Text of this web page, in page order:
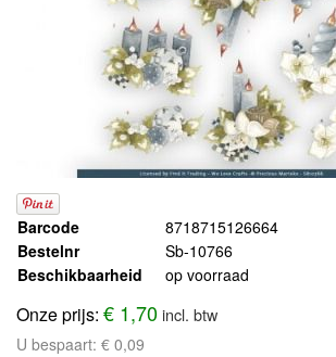
Barcode
8718715126664
Bestelnr
Sb-10766
Beschikbaarheid
op voorraad
Onze prijs: € 1,70incl. btw
U bespaart: € 0,09